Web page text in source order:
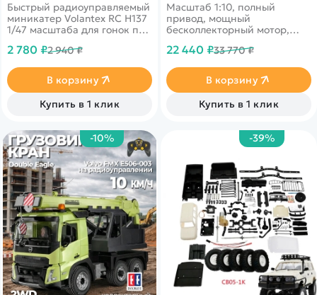
Масштаб 1:10, полный
привод, мощный
бесколлекторный мотор,
Скорость до 90-100 км/ч,
работы 30 минут. Цвет -
красный.
22 440 ₽33 770 ₽
В корзину
Купить в 1 клик
Быстрый радиоуправляемый
миникатер Volantex RC H137
1/47 масштаба для гонок по
двигателями и пультом
2,4 ГГц.
2 780 ₽2 940 ₽
В корзину
Купить в 1 клик
-10% -39%